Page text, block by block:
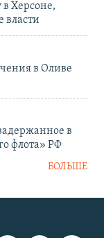
Херсоне,
власти
в Оливе
в
флота» РФ
БОЛЬШЕ